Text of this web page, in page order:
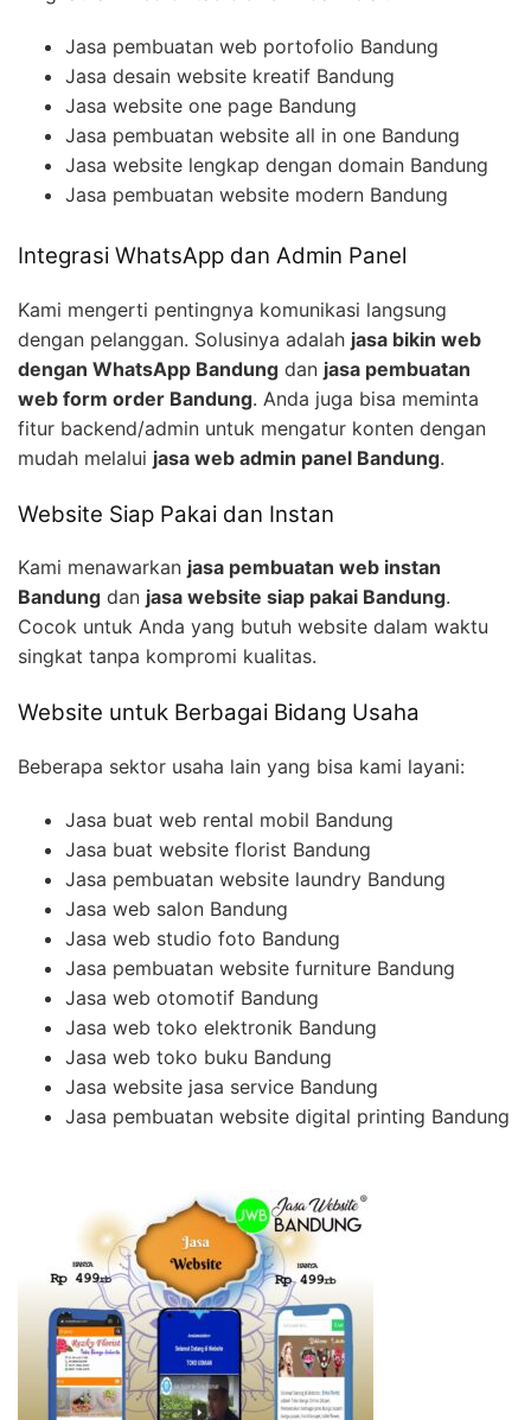
Jasa pembuatan web portofolio Bandung
Jasa desain website kreatif Bandung
Jasa website one page Bandung
Jasa pembuatan website all in one Bandung
Jasa website lengkap dengan domain Bandung
Jasa pembuatan website modern Bandung
Integrasi WhatsApp dan Admin Panel
Kami mengerti pentingnya komunikasi langsung
dengan pelanggan. Solusinya adalah jasa bikin web
dengan WhatsApp Bandung dan jasa pembuatan
web form order Bandung. Anda juga bisa meminta
fitur backend/admin untuk mengatur konten dengan
mudah melalui jasa web admin panel Bandung.
Website Siap Pakai dan Instan
Kami menawarkan jasa pembuatan web instan
Bandung dan jasa website siap pakai Bandung.
Cocok untuk Anda yang butuh website dalam waktu
singkat tanpa kompromi kualitas.
Website untuk Berbagai Bidang Usaha
Beberapa sektor usaha lain yang bisa kami layani:
Jasa buat web rental mobil Bandung
Jasa buat website florist Bandung
Jasa pembuatan website laundry Bandung
Jasa web salon Bandung
Jasa web studio foto Bandung
Jasa pembuatan website furniture Bandung
Jasa web otomotif Bandung
Jasa web toko elektronik Bandung
Jasa web toko buku Bandung
Jasa website jasa service Bandung
Jasa pembuatan website digital printing Bandung